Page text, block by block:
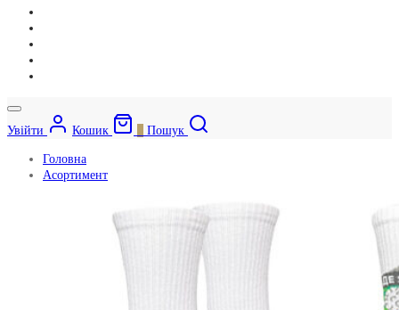
Увійти Кошик Пошук
Головна
Асортимент